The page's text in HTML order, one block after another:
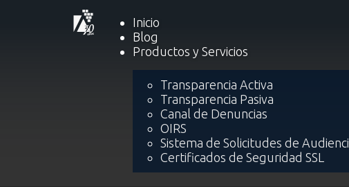
Inicio
Blog
Productos y Servicios
Transparencia Activa
Transparencia Pasiva
Canal de Denuncias
OIRS
Sistema de Solicitudes de
Certificados de Seguridad SSL
Applicatta actualiza
precios de combustibles